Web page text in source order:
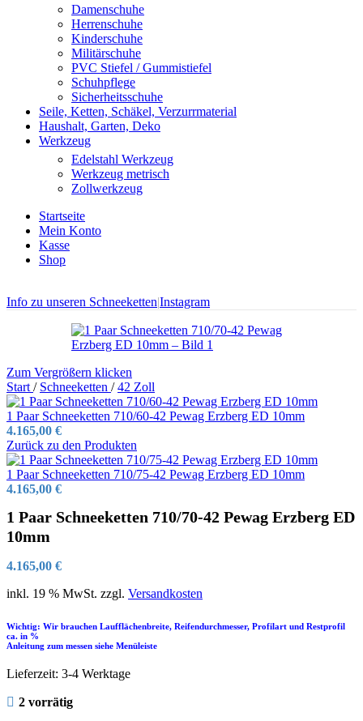
Damenschuhe
Herrenschuhe
Kinderschuhe
Militärschuhe
PVC Stiefel / Gummistiefel
Schuhpflege
Sicherheitsschuhe
Seile, Ketten, Schäkel, Verzurrmaterial
Haushalt, Garten, Deko
Werkzeug
Edelstahl Werkzeug
Werkzeug metrisch
Zollwerkzeug
Startseite
Mein Konto
Kasse
Shop
Info zu unseren Schneeketten|Instagram
Zum Vergrößern klicken
Start / Schneeketten / 42 Zoll
1 Paar Schneeketten 710/60-42 Pewag Erzberg ED 10mm
4.165,00 €
Zurück zu den Produkten
1 Paar Schneeketten 710/75-42 Pewag Erzberg ED 10mm
4.165,00 €
1 Paar Schneeketten 710/70-42 Pewag Erzberg ED
10mm
4.165,00 €
inkl. 19 % MwSt. zzgl. Versandkosten
Wichtig: Wir brauchen Laufflächenbreite, Reifendurchmesser, Profilart und Restprofil
ca. in %
Anleitung zum messen siehe Menüleiste
Lieferzeit: 3-4 Werktage
2 vorrätig